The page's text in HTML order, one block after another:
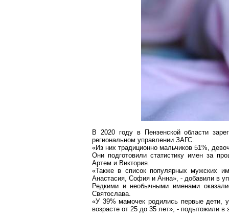
В 2020 году в Пензенской области
региональном управлении ЗАГС.
«Из них традиционно мальчиков 51%,
Они подготовили статистику имен за
Артем и Виктория.
«Также в список популярных мужских
Анастасия, София и Анна», - добавили в
Редкими и необычными именами
Святослава.
«У 39% мамочек родились первые дети,
возрасте от 25 до 35 лет», - подытожили в